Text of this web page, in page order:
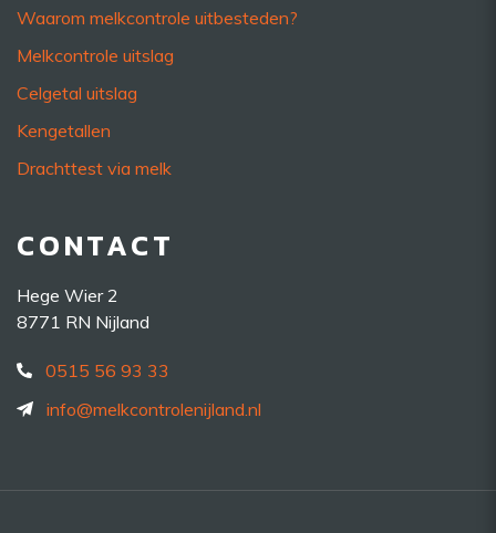
Waarom melkcontrole uitbesteden?
Melkcontrole uitslag
Celgetal uitslag
Kengetallen
Drachttest via melk
CONTACT
Hege Wier 2
8771 RN Nijland
0515 56 93 33
info@melkcontrolenijland.nl